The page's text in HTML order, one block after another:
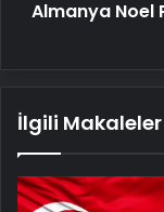
Almanya Noel
İlgili Makaleler